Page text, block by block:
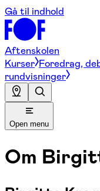
Gå til indhold
Aftenskolen
Kurser Foredrag,
rundvisninger
Open menu
Om